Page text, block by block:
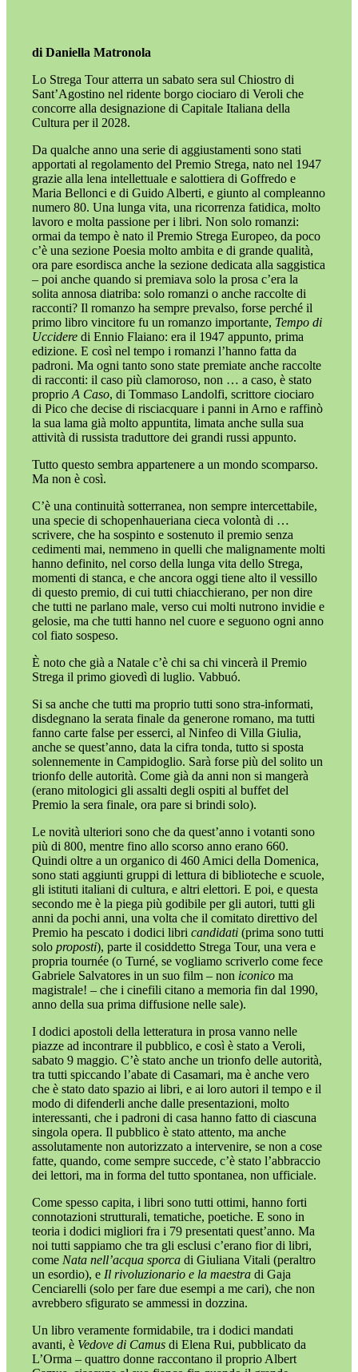
di Daniella Matronola
Lo Strega Tour atterra un sabato sera sul Chiostro di
Sant’Agostino nel ridente borgo ciociaro di Veroli che
concorre alla designazione di Capitale Italiana della
Cultura per il 2028.
Da qualche anno una serie di aggiustamenti sono stati
apportati al regolamento del Premio Strega, nato nel 1947
grazie alla lena intellettuale e salottiera di Goffredo e
Maria Bellonci e di Guido Alberti, e giunto al compleanno
numero 80. Una lunga vita, una ricorrenza fatidica, molto
lavoro e molta passione per i libri. Non solo romanzi:
ormai da tempo è nato il Premio Strega Europeo, da poco
c’è una sezione Poesia molto ambita e di grande qualità,
ora pare esordisca anche la sezione dedicata alla saggistica
– poi anche quando si premiava solo la prosa c’era la
solita annosa diatriba: solo romanzi o anche raccolte di
racconti? Il romanzo ha sempre prevalso, forse perché il
primo libro vincitore fu un romanzo importante, Tempo di
Uccidere di Ennio Flaiano: era il 1947 appunto, prima
edizione. E così nel tempo i romanzi l’hanno fatta da
padroni. Ma ogni tanto sono state premiate anche raccolte
di racconti: il caso più clamoroso, non … a caso, è stato
proprio A Caso, di Tommaso Landolfi, scrittore ciociaro
di Pico che decise di risciacquare i panni in Arno e raffinò
la sua lama già molto appuntita, limata anche sulla sua
attività di russista traduttore dei grandi russi appunto.
Tutto questo sembra appartenere a un mondo scomparso.
Ma non è così.
C’è una continuità sotterranea, non sempre intercettabile,
una specie di schopenhaueriana cieca volontà di …
scrivere, che ha sospinto e sostenuto il premio senza
cedimenti mai, nemmeno in quelli che malignamente molti
hanno definito, nel corso della lunga vita dello Strega,
momenti di stanca, e che ancora oggi tiene alto il vessillo
di questo premio, di cui tutti chiacchierano, per non dire
che tutti ne parlano male, verso cui molti nutrono invidie e
gelosie, ma che tutti hanno nel cuore e seguono ogni anno
col fiato sospeso.
È noto che già a Natale c’è chi sa chi vincerà il Premio
Strega il primo giovedì di luglio. Vabbuó.
Si sa anche che tutti ma proprio tutti sono stra-informati,
disdegnano la serata finale da generone romano, ma tutti
fanno carte false per esserci, al Ninfeo di Villa Giulia,
anche se quest’anno, data la cifra tonda, tutto si sposta
solennemente in Campidoglio. Sarà forse più del solito un
trionfo delle autorità. Come già da anni non si mangerà
(erano mitologici gli assalti degli ospiti al buffet del
Premio la sera finale, ora pare si brindi solo).
Le novità ulteriori sono che da quest’anno i votanti sono
più di 800, mentre fino allo scorso anno erano 660.
Quindi oltre a un organico di 460 Amici della Domenica,
sono stati aggiunti gruppi di lettura di biblioteche e scuole,
gli istituti italiani di cultura, e altri elettori. E poi, e questa
secondo me è la piega più godibile per gli autori, tutti gli
anni da pochi anni, una volta che il comitato direttivo del
Premio ha pescato i dodici libri candidati (prima sono tutti
solo proposti), parte il cosiddetto Strega Tour, una vera e
propria tournée (o Turné, se vogliamo scriverlo come fece
Gabriele Salvatores in un suo film – non iconico ma
magistrale! – che i cinefili citano a memoria fin dal 1990,
anno della sua prima diffusione nelle sale).
I dodici apostoli della letteratura in prosa vanno nelle
piazze ad incontrare il pubblico, e così è stato a Veroli,
sabato 9 maggio. C’è stato anche un trionfo delle autorità,
tra tutti spiccando l’abate di Casamari, ma è anche vero
che è stato dato spazio ai libri, e ai loro autori il tempo e il
modo di difenderli anche dalle presentazioni, molto
interessanti, che i padroni di casa hanno fatto di ciascuna
singola opera. Il pubblico è stato attento, ma anche
assolutamente non autorizzato a intervenire, se non a cose
fatte, quando, come sempre succede, c’è stato l’abbraccio
dei lettori, ma in forma del tutto spontanea, non ufficiale.
Come spesso capita, i libri sono tutti ottimi, hanno forti
connotazioni strutturali, tematiche, poetiche. E sono in
teoria i dodici migliori fra i 79 presentati quest’anno. Ma
noi tutti sappiamo che tra gli esclusi c’erano fior di libri,
come Nata nell’acqua sporca di Giuliana Vitali (peraltro
un esordio), e Il rivoluzionario e la maestra di Gaja
Cenciarelli (solo per fare due esempi a me cari), che non
avrebbero sfigurato se ammessi in dozzina.
Un libro veramente formidabile, tra i dodici mandati
avanti, è Vedove di Camus di Elena Rui, pubblicato da
L’Orma – quattro donne raccontano il proprio Albert